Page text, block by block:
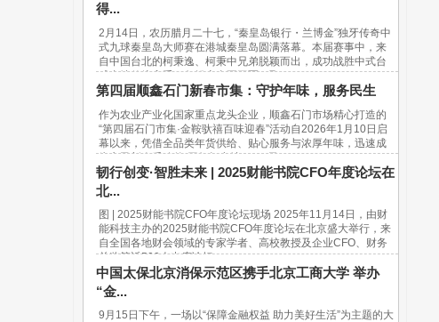
得...
2月14日，农历腊月二十七，“秦皇岛银行・兰博金”独牙传奇中
式九球秦皇岛大师赛在港城秦皇岛圆满落幕。本届赛事中，来
自中国台北的柯秉逸、柯秉中兄弟脱颖而出，成功战胜中式台
球内地传统高手，包揽赛事冠亚军，取...
第四届顺鑫石门新春市集：守护年味，服务民生
作为农业产业化国家重点龙头企业，顺鑫石门市场精心打造的
“第四届石门市集·金鞍驮禧百味迎春”活动自2026年1月10日启
幕以来，凭借全品类年货供给、贴心服务与浓厚年味，迅速成
为市民新春采购的“网红打卡地”。37天...
韧行创变·智胜未来 | 2025财能书院CFO年度论坛在
北...
图 | 2025财能书院CFO年度论坛现场 2025年11月14日，由财
能科技主办的2025财能书院CFO年度论坛在北京盛大举行，来
自全国各地财会领域的专家学者、高校教授及企业CFO、财务
总监等近500人出席论坛。...
中国太保北京消保示范区携手北京工商大学 举办
“金...
9月15日下午，一场以“保障金融权益 助力美好生活”为主题的大